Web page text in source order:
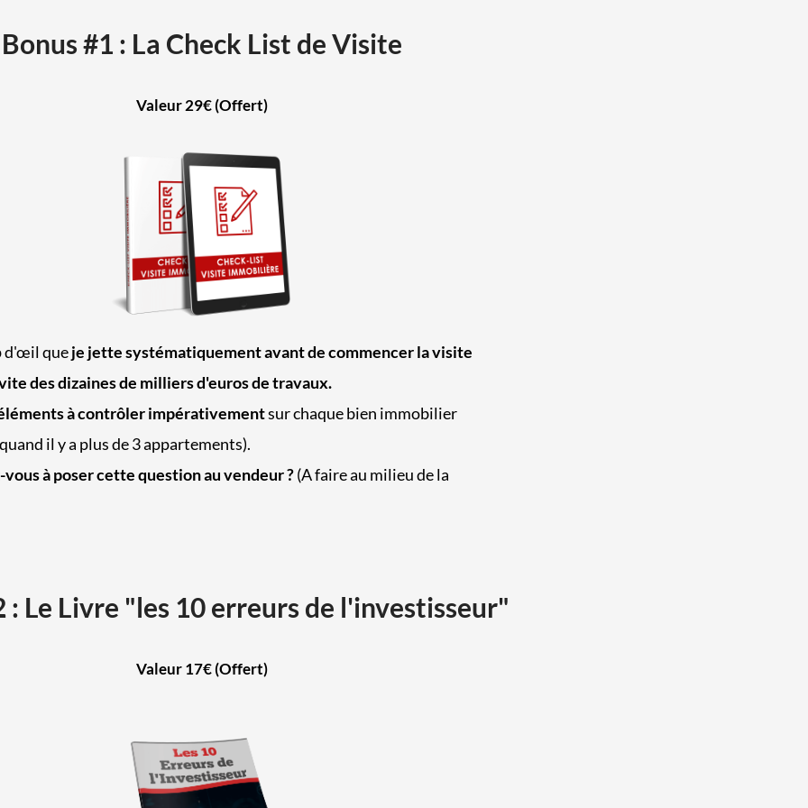
Bonus #1 : La Check List de Visite
Valeur 29€ (Offert)
d'œil queje jette systématiquement avant de commencer la visite
des dizaines de milliers d'euros de travaux.
à contrôler impérativementsur chaque bien immobilier
il y a plus de 3 appartements).
vous à poser cette question au vendeur ?(A faire au milieu de la
: Le Livre "les 10 erreurs de l'investisseur"
Valeur 17€ (Offert)